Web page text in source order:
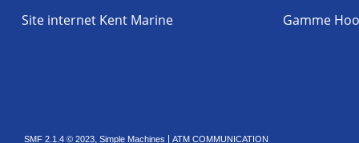
Site internet Kent Marine
Gamme
SMF 2.1.4 © 2023, Simple Machines ATM COMMUNICATION